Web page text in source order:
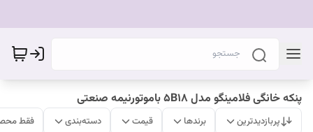
پنکه خانگی فلامینگو مدل 5B18 باموتورنیمه صنعتی
پربازدیدترین برندها قیمت دسته‌بندی فقط